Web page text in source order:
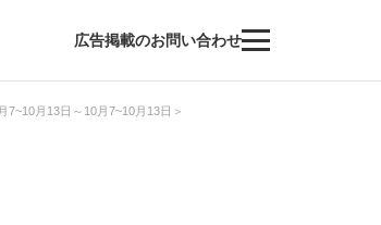
広告掲載のお問い合わせ
月13日～10月7~10月13日＞